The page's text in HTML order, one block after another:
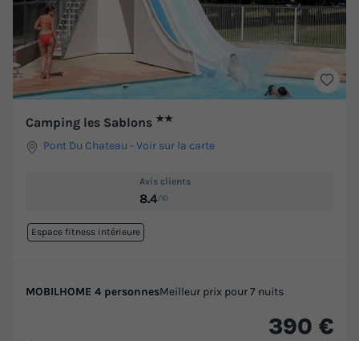
Camping les Sablons ★★
Pont Du Chateau -Voir sur la carte
Avis clients
8.4/10
Espace fitness intérieure
MOBILHOME 4 personnesMeilleur prix pour 7 nuits
390 €